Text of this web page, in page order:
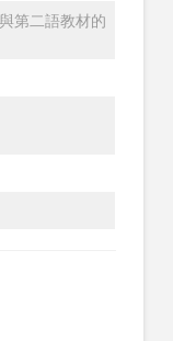
第二語教材的